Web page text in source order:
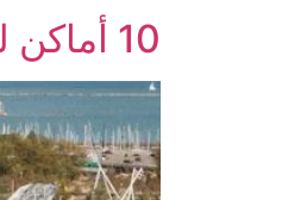
10 أماكن لمشاهدة كسوف الشمس في شيكاغو